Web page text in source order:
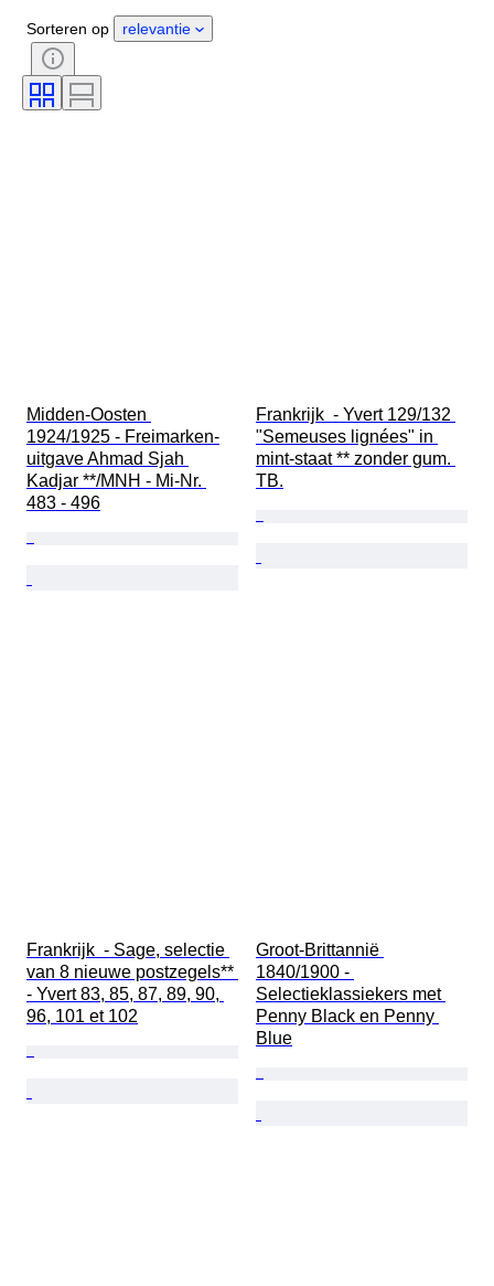
Certificaat
Techniek
Handtekening
Band
Kleur
Sorteren op relevantie
Midden-Oosten
1924/1925 - Freimarken-
uitgave Ahmad Sjah
Kadjar **/MNH - Mi-Nr.
483 - 496
Frankrijk  - Yvert 129/132
"Semeuses lignées" in
mint-staat ** zonder gum.
TB.
Frankrijk  - Sage, selectie
van 8 nieuwe postzegels**
- Yvert 83, 85, 87, 89, 90,
96, 101 et 102
Groot-Brittannië
1840/1900 -
Selectieklassiekers met
Penny Black en Penny
Blue